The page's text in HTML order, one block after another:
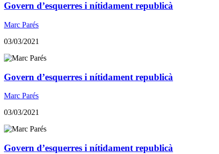
Govern d’esquerres i nítidament republicà
Marc Parés
03/03/2021
Govern d’esquerres i nítidament republicà
Marc Parés
03/03/2021
Govern d’esquerres i nítidament republicà